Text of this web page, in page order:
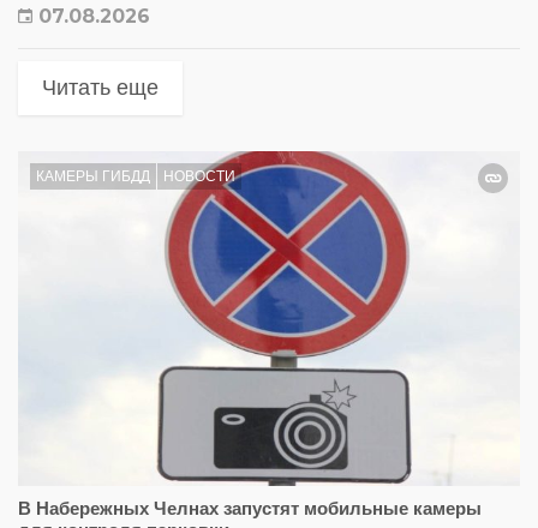
07.08.2026
Читать еще
КАМЕРЫ ГИБДД НОВОСТИ
В Набережных Челнах запустят мобильные камеры